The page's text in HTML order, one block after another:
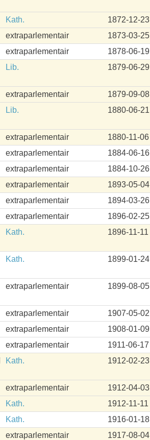
Kath. 1872-12-23
extraparlementair 1873-03-25
extraparlementair 1878-06-19
Lib. 1879-06-29
extraparlementair 1879-09-08
Lib. 1880-06-21
extraparlementair 1880-11-06
extraparlementair 1884-06-16
extraparlementair 1884-10-26
extraparlementair 1893-05-04
extraparlementair 1894-03-26
extraparlementair 1896-02-25
Kath. 1896-11-11
Kath. 1899-01-24
extraparlementair 1899-08-05
extraparlementair 1907-05-02
extraparlementair 1908-01-09
extraparlementair 1911-06-17
Kath. 1912-02-23
extraparlementair 1912-04-03
Kath. 1912-11-11
Kath. 1916-01-18
extraparlementair 1917-08-04